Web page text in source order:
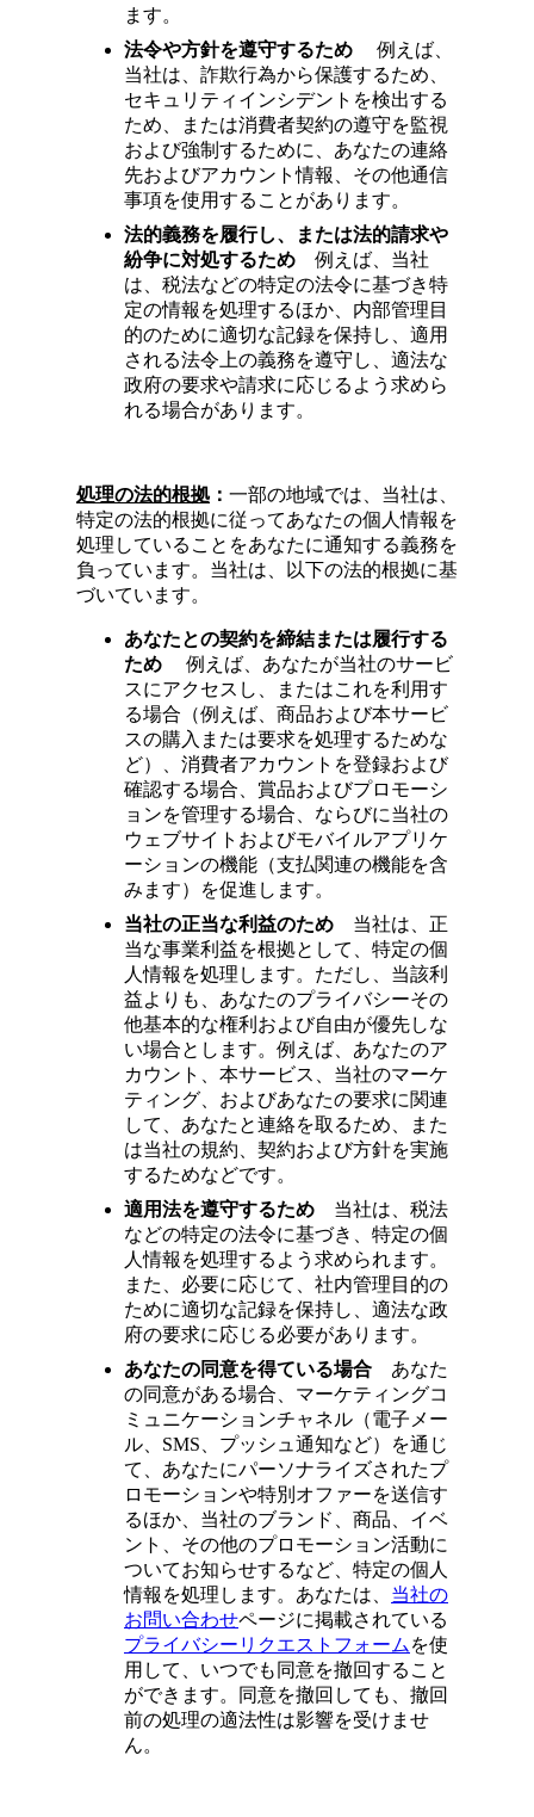
ます。
法令や方針を遵守するため 例えば、
当社は、詐欺行為から保護するため、
セキュリティインシデントを検出する
ため、または消費者契約の遵守を監視
および強制するために、あなたの連絡
先およびアカウント情報、その他通信
事項を使用することがあります。
法的義務を履行し、または法的請求や
紛争に対処するため 例えば、当社
は、税法などの特定の法令に基づき特
定の情報を処理するほか、内部管理目
的のために適切な記録を保持し、適用
される法令上の義務を遵守し、適法な
政府の要求や請求に応じるよう求めら
れる場合があります。
処理の法的根拠 ： 一部の地域では、当社は、
特定の法的根拠に従ってあなたの個人情報を
処理していることをあなたに通知する義務を
負っています。当社は、以下の法的根拠に基
づいています。
あなたとの契約を締結または履行する
ため
例えば、あなたが当社のサービ
スにアクセスし、またはこれを利用す
る場合（例えば、商品および本サービ
スの購入または要求を処理するためな
ど）、消費者アカウントを登録および
確認する場合、賞品およびプロモーシ
ョンを管理する場合、ならびに当社の
ウェブサイトおよびモバイルアプリケ
ーションの機能（支払関連の機能を含
みます）を促進します。
当社の正当な利益のため 当社は、正
当な事業利益を根拠として、特定の個
人情報を処理します。ただし、当該利
益よりも、あなたのプライバシーその
他基本的な権利および自由が優先しな
い場合とします。例えば、あなたのア
カウント、本サービス、当社のマーケ
ティング、およびあなたの要求に関連
して、あなたと連絡を取るため、また
は当社の規約、契約および方針を実施
するためなどです。
適用法を遵守するため 当社は、税法
などの特定の法令に基づき、特定の個
人情報を処理するよう求められます。
また、必要に応じて、社内管理目的の
ために適切な記録を保持し、適法な政
府の要求に応じる必要があります。
あなたの同意を得ている場合 あなた
の同意がある場合、マーケティングコ
ミュニケーションチャネル（電子メー
ル、SMS、プッシュ通知など）を通じ
て、あなたにパーソナライズされたプ
ロモーションや特別オファーを送信す
るほか、当社のブランド、商品、イベ
ント、その他のプロモーション活動に
ついてお知らせするなど、特定の個人
情報を処理します。あなたは、 当社の
お問い合わせページに掲載されている
プライバシーリクエストフォーム を使
用して、いつでも同意を撤回すること
ができます。同意を撤回しても、撤回
前の処理の適法性は影響を受けませ
ん。